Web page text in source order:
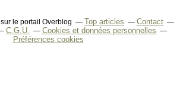
sur le portail Overblog Top articles
Contact
C.G.U.
Cookies et données personnelles
Préférences cookies